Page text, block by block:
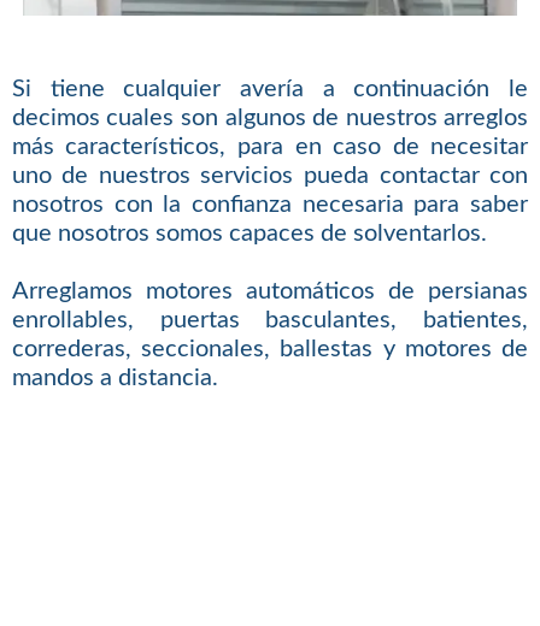
Si tiene cualquier avería a continuación le
decimos cuales son algunos de nuestros arreglos
más característicos, para en caso de necesitar
uno de nuestros servicios pueda contactar con
nosotros con la confianza necesaria para saber
que nosotros somos capaces de solventarlos.
Arreglamos motores automáticos de persianas
enrollables, puertas basculantes, batientes,
correderas, seccionales, ballestas y motores de
mandos a distancia.